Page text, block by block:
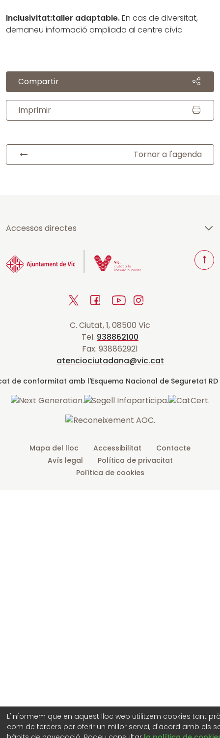
Inclusivitat:taller adaptable.En cas de diversitat,
demaneu informació ampliada al centre cívic.
Compartir
Imprimir
Tornar a l'agenda
Accessos directes
i
t
t
c
e
b
o
k
Y
u
t
u
s
a
a
m
C. Ciutat, 1, 08500 Vic
Tel. 938862100
Fax. 938862921
atenciociutadana@vic.cat
Mapa del lloc Accessibilitat
Contacte
Avís legal
Política de privacitat
Política de cookies
T
t
L'informem que en aquest lloc web utilitzem cookies tant
com de tercers per oferir un millor servei, d'acord amb els